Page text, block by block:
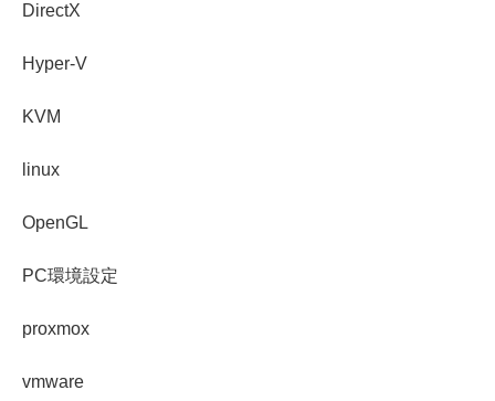
DirectX
Hyper-V
KVM
linux
OpenGL
PC環境設定
proxmox
vmware